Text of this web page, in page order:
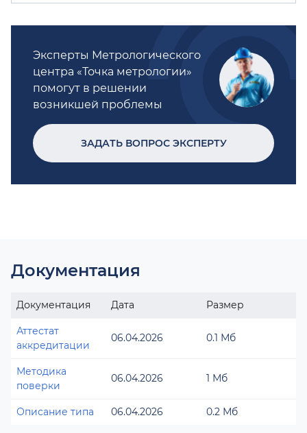
Эксперты Метрологического
центра «Точка метрологии»
помогут в решении
возникшей проблемы
ЗАДАТЬ ВОПРОС ЭКСПЕРТУ
Документация
Документация Дата Размер
Аттестат
аккредитации
06.04.2026 0.1 Мб
Методика
поверки
06.04.2026 1 Мб
Описание типа 06.04.2026 0.2 Мб